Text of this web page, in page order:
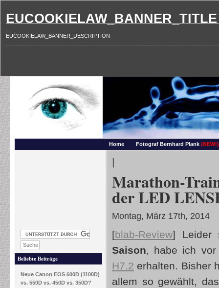
EUCOOKIELAW_BANNER_TITLE
EUCOOKIELAW_BANNER_DESCRIPTION
Home Fotograf Bernhard Plank (NEW!)
Beliebte Beiträge
Neue Canon EOS 600D (1100D)
vs. 550D vs. 450D vs. 350D?
|
Marathon-
der LED
Montag, März 17th, 2014
[blab-Review] Leider
Saison, habe ich
H7.2 erhalten. Bisher
allem so gewählt,